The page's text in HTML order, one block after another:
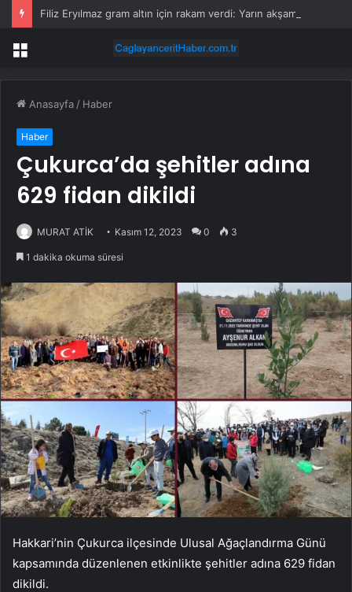
Menü
Anasayfa / Haber
Haber
Çukurca’da şehitler adına
629 fidan dikildi
MURAT ATİK Kasım 12, 2023 0 3
1 dakika okuma süresi
Hakkari’nin Çukurca ilçesinde Ulusal Ağaçlandırma Günü
kapsamında düzenlenen etkinlikte şehitler adına 629 fidan
dikildi.